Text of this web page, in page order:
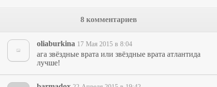
8 комментариев
oliaburkina 17 Мая 2015 в 8:04
ага звёздные врата или звёздные врата атлантида
лучше!